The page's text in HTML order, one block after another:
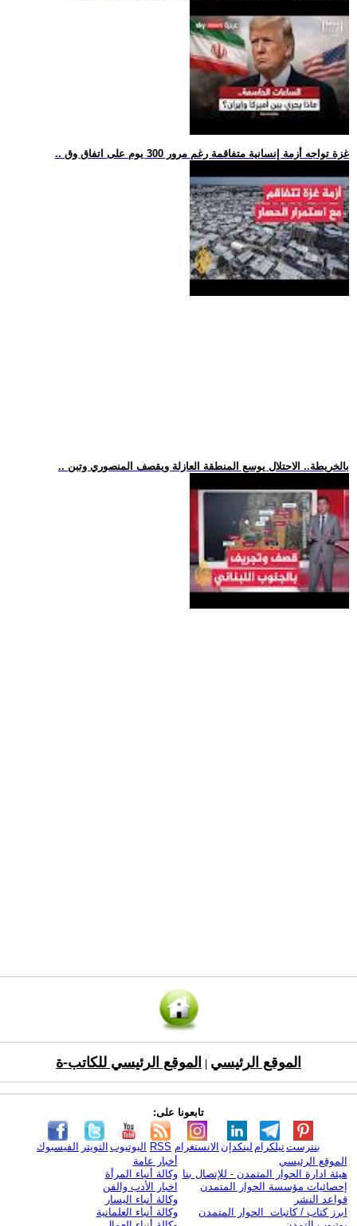
.. غزة تواجه أزمة إنسانية متفاقمة رغم مرور 300 يوم على اتفاق وق
.. بالخريطة.. الاحتلال يوسع المنطقة العازلة ويقصف المنصوري وتبن
الموقع الرئيسي الموقع الرئيسي للكاتب-ة
تابعونا على:
الفيسبوك التويتر اليوتيوب RSS الانستغرام لينكدإن تيلكرامبنترست
الموقع الرئيسي
هيئة ادارة الحوار المتمدن - للإتصال بنا
إحصائيات مؤسسة الحوار المتمدن
قواعد النشر
ابرز كتاب / كاتبات الحوار المتمدن
أخبار عامة
وكالة أنباء المرأة
اخبار الأدب والفن
وكالة أنباء اليسار
وكالة أنباء العلمانية